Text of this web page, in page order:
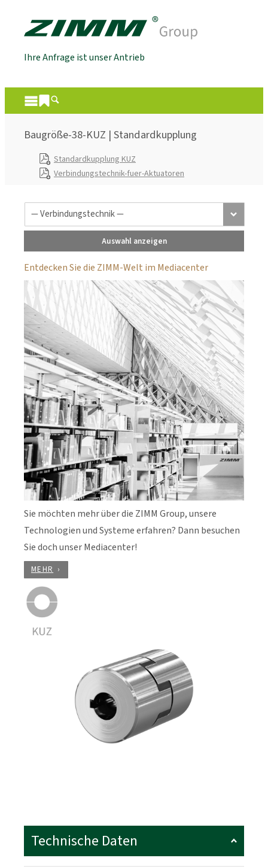
Ihre Anfrage ist unser Antrieb
Baugröße-38-KUZ | Standardkupplung
Standardkupplung KUZ
Verbindungstechnik-fuer-Aktuatoren
Auswahl anzeigen
Entdecken Sie die ZIMM-Welt im Mediacenter
Sie möchten mehr über die ZIMM Group, unsere
Technologien und Systeme erfahren? Dann besuchen
Sie doch unser Mediacenter!
MEHR
Technische Daten